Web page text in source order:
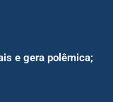
e gera polêmica;